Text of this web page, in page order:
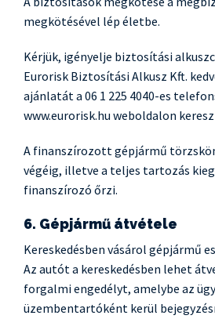
megkötésével lép életbe.
Kérjük, igényelje biztosítási
Eurorisk Biztosítási Alkusz Kft.
ajánlatát a 06 1 225 4040-es
www.eurorisk.hu weboldalon
A finanszírozott gépjármű
végéig, illetve a teljes tartozás
finanszírozó őrzi.
6. Gépjármű átvétele
Kereskedésben vásárol gépjármű
Az autót a kereskedésben lehet
forgalmi engedélyt, amelybe az
üzembentartóként kerül